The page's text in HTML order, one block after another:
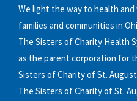
We light the way to health
families and communities in
The Sisters of Charity Health
as the parent corporation for
Sisters of Charity of St.
The Sisters of Charity of St.